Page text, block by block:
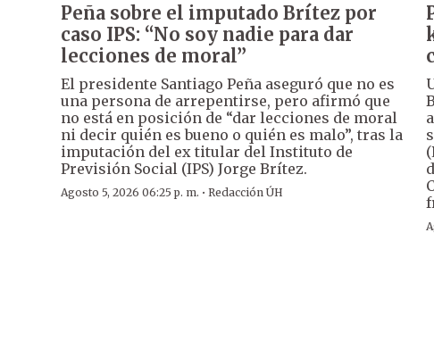
Peña sobre el imputado Brítez por
caso IPS: “No soy nadie para dar
lecciones de moral”
El presidente Santiago Peña aseguró que no es
una persona de arrepentirse, pero afirmó que
no está en posición de “dar lecciones de moral
ni decir quién es bueno o quién es malo”, tras la
imputación del ex titular del Instituto de
Previsión Social (IPS) Jorge Brítez.
Agosto 5, 2026 06:25 p. m. · Redacción ÚH